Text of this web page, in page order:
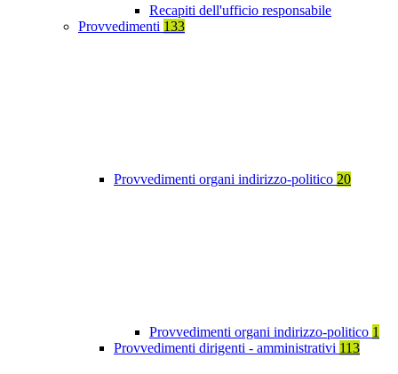
Recapiti dell'ufficio responsabile
Provvedimenti 133
Provvedimenti organi indirizzo-politico 20
Provvedimenti organi indirizzo-politico 1
Provvedimenti dirigenti - amministrativi 113